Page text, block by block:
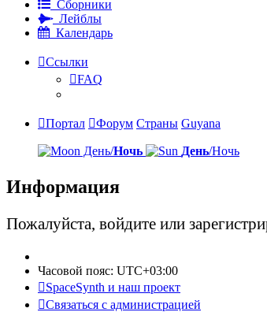
Сборники
Лейблы
Календарь
Ссылки
FAQ
Портал Форум Страны Guyana
День/Ночь День/Ночь
Информация
Пожалуйста, войдите или
Часовой пояс: UTC+03:00
SpaceSynth и наш проект
Связаться с администрацией